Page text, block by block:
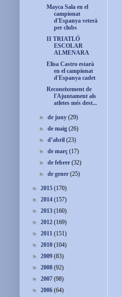
Mayca Sala en el
campionat
d'Espanya veterà
per clubs
II TRIATLÓ
ESCOLAR
ALMENARA
Elisa Castro estarà
en el campionat
d'Espanya cadet
Reconeixement de
l'Ajuntament als
atletes més dest...
►de juny(29)
►de maig(26)
►d’abril(23)
►de març(17)
►de febrer(32)
►de gener(25)
► 2015 (170)
► 2014 (157)
► 2013 (160)
► 2012 (169)
► 2011 (151)
► 2010 (104)
► 2009 (83)
► 2008 (92)
► 2007 (98)
► 2006 (64)